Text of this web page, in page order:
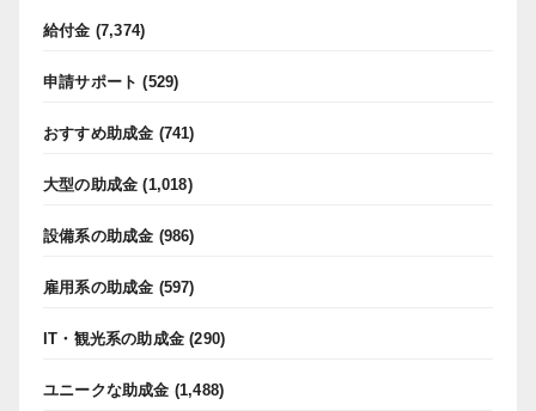
給付金 (7,374)
申請サポート (529)
おすすめ助成金 (741)
大型の助成金 (1,018)
設備系の助成金 (986)
雇用系の助成金 (597)
IT・観光系の助成金 (290)
ユニークな助成金 (1,488)